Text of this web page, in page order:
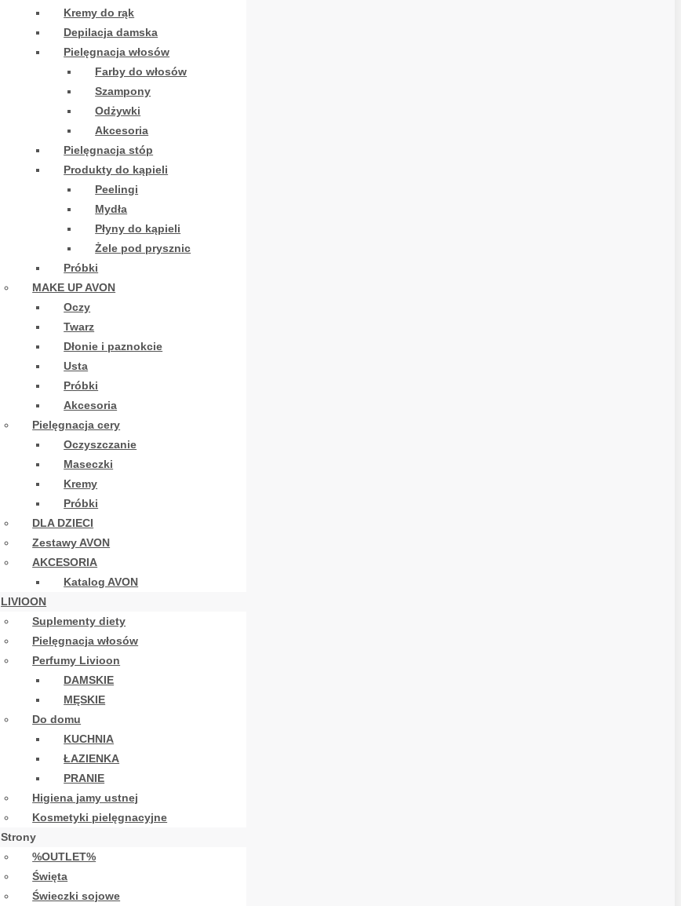
Kremy do rąk
Depilacja damska
Pielęgnacja włosów
Farby do włosów
Szampony
Odżywki
Akcesoria
Pielęgnacja stóp
Produkty do kąpieli
Peelingi
Mydła
Płyny do kąpieli
Żele pod prysznic
Próbki
MAKE UP AVON
Oczy
Twarz
Dłonie i paznokcie
Usta
Próbki
Akcesoria
Pielęgnacja cery
Oczyszczanie
Maseczki
Kremy
Próbki
DLA DZIECI
Zestawy AVON
AKCESORIA
Katalog AVON
LIVIOON
Suplementy diety
Pielęgnacja włosów
Perfumy Livioon
DAMSKIE
MĘSKIE
Do domu
KUCHNIA
ŁAZIENKA
PRANIE
Higiena jamy ustnej
Kosmetyki pielęgnacyjne
Strony
%OUTLET%
Święta
Świeczki sojowe